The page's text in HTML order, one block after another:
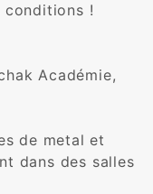
conditions !
dans des salles